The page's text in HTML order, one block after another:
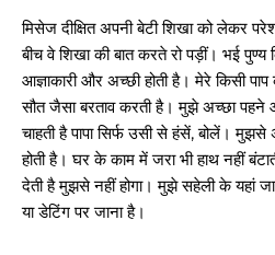
मिसेज दीक्षित अपनी बेटी शिखा को लेकर
बीच वे शिखा की बात करते रो पड़ीं। भई पुण्य
आज्ञाकारी और अच्छी होती है। मेरे किसी
सौत जैसा बरताव करती है। मुझे अच्छा
चाहती है पापा सिर्फ उसी से हंसें, बोलें। मुझसे
होती है। घर के काम में जरा भी हाथ नहीं
देती है मुझसे नहीं होगा। मुझे सहेली के यहां
या डेटिंग पर जाना है।